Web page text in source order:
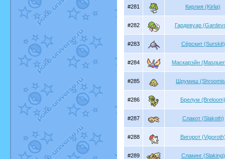
#281 Кирлия (Kirlia)
#282 Гардевуар
#283 Сёрскит (Surskit)
#284 Маскарэйн
#285 Шрумиш
#286 Брелум (Breloom)
#287 Слакот (Slakoth)
#288 Вигорот
#289 Слакинг (Slaking)